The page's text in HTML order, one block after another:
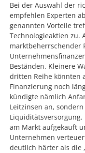
Bei der Auswahl der
empfehlen Experten
genannten Vorteile
Technologieaktien zu.
marktbeherrschender
Beständen. Kleinere
dritten Reihe könnten
Finanzierung noch
kündigte nämlich
Leitzinsen an,
Liquiditätsversorgung.
am Markt aufgekauft
Unternehmen
deutlich härter als die